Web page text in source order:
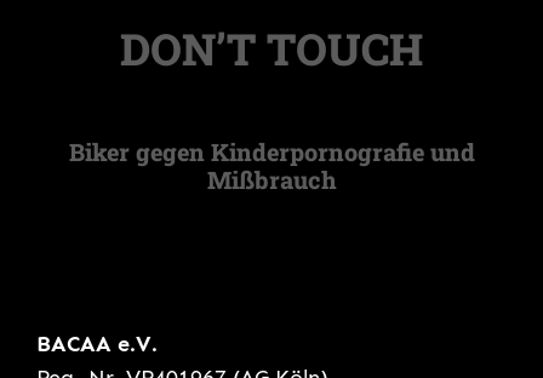
DON’T TOUCH
Biker gegen Kinderpornografie und
Mißbrauch
BACAA e.V.